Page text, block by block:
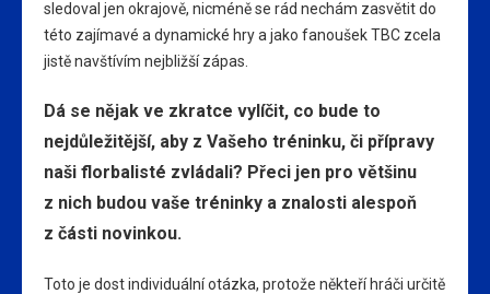
sledoval jen okrajově, nicméně se rád nechám zasvětit do
této zajímavé a dynamické hry a jako fanoušek TBC zcela
jistě navštívím nejbližší zápas.
Dá se nějak ve zkratce vylíčit, co bude to
nejdůležitější, aby z Vašeho tréninku, či přípravy
naši florbalisté zvládali? Přeci jen pro většinu
z nich budou vaše tréninky a znalosti alespoň
z části novinkou.
Toto je dost individuální otázka, protože někteří hráči určitě